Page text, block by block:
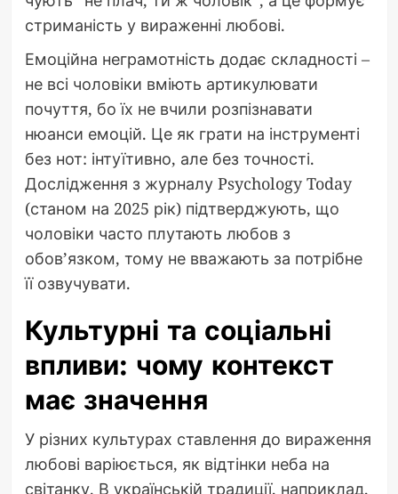
стриманість у вираженні любові.
Емоційна неграмотність додає складності –
не всі чоловіки вміють артикулювати
почуття, бо їх не вчили розпізнавати
нюанси емоцій. Це як грати на інструменті
без нот: інтуїтивно, але без точності.
Дослідження з журналу Psychology Today
(станом на 2025 рік) підтверджують, що
чоловіки часто плутають любов з
обов’язком, тому не вважають за потрібне
її озвучувати.
Культурні та соціальні
впливи: чому контекст
має значення
У різних культурах ставлення до вираження
любові варіюється, як відтінки неба на
світанку. В українській традиції, наприклад,